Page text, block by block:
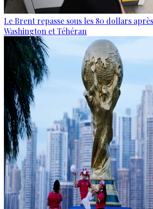
Le Brent repasse sous les 80 dollars
Washington et Téhéran